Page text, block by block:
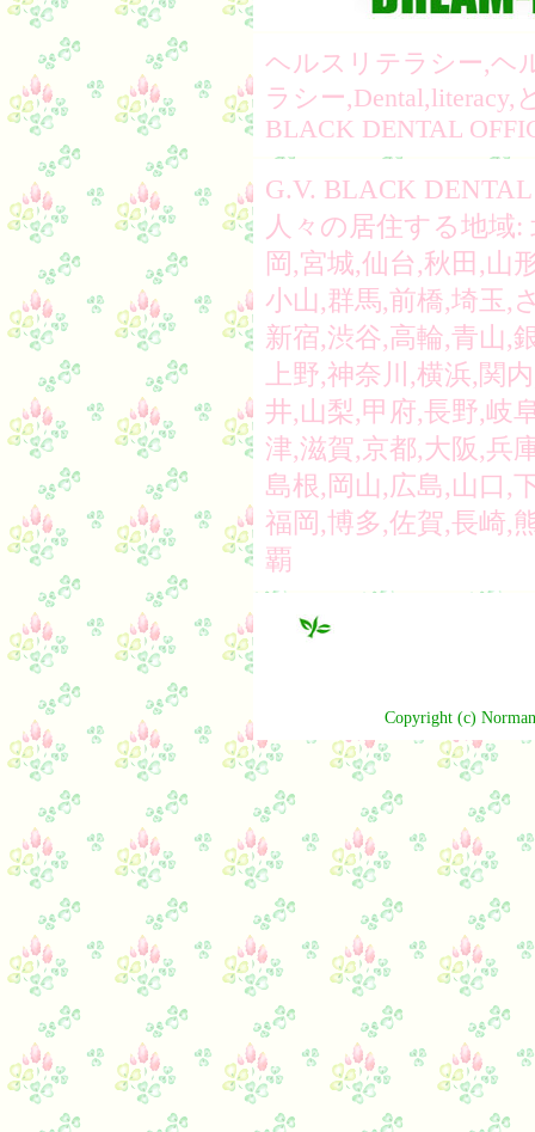
ヘルスリテラシー,ヘ
ラシー,Dental,literacy,
BLACK DENTAL
G.V. BLACK
人々の居住する地域:
岡,宮城,仙台,秋田,山
小山,群馬,前橋,埼玉,
新宿,渋谷,高輪,青山,
上野,神奈川,横浜,関
井,山梨,甲府,長野,岐
津,滋賀,京都,大阪,兵
島根,岡山,広島,山口,
福岡,博多,佐賀,長崎,
覇
Copyright (c)